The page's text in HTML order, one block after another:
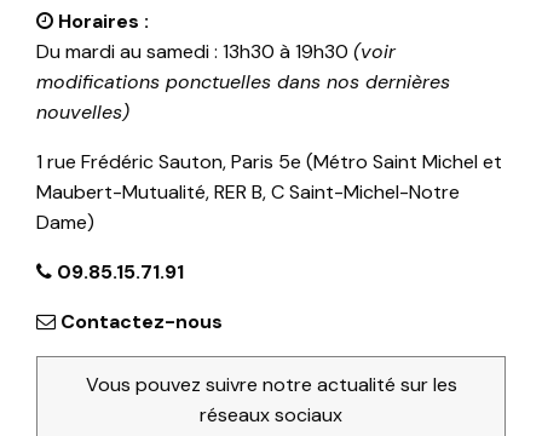
Horaires :
Du mardi au samedi : 13h30 à 19h30 (voir
modifications ponctuelles dans nos dernières
nouvelles)
1 rue Frédéric Sauton, Paris 5e (Métro Saint Michel et
Maubert-Mutualité, RER B, C Saint-Michel-Notre
Dame)
09.85.15.71.91
Contactez-nous
Vous pouvez suivre notre actualité sur les
réseaux sociaux